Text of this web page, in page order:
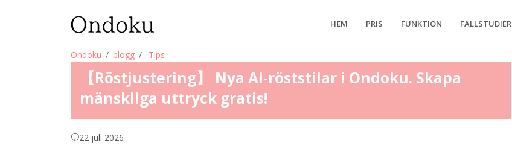
HEM PRIS FUNKTION FALLSTUDIER
Ondoku blogg Tips
【Röstjustering】 Nya AI-röststilar i Ondoku. Skapa
mänskliga uttryck gratis!
22 juli 2026